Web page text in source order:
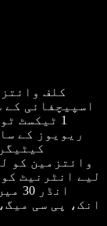
کلف
اسپیچفائی کے
ریویوز کے
وائتزمین کو
انک، پی سی